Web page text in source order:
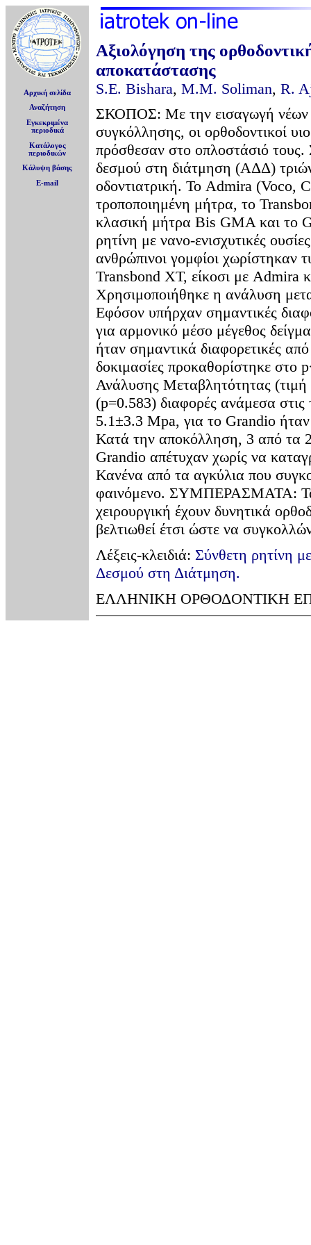
Αρχική σελίδα
Αναζήτηση
Εγκεκριμένα
περιοδικά
Κατάλογος
περιοδικών
Κάλυψη βάσης
E-mail
Αξιολόγηση της
αποκατάστασης
S.E. Bishara, M.M. Soliman, R.
ΣΚΟΠΟΣ: Με την εισαγωγή νέων
συγκόλλησης, οι ορθοδοντικοί
πρόσθεσαν στο οπλοστάσιό τους.
δεσμού στη διάτμηση (ΑΔΔ)
οδοντιατρική. Το Admira (Voco,
τροποποιημένη μήτρα, το
κλασική μήτρα Bis GMA και το
ρητίνη με νανο-ενισχυτικές
ανθρώπινοι γομφίοι χωρίστηκαν
Transbond XT, είκοσι με
Χρησιμοποιήθηκε η ανάλυση
Εφόσον υπήρχαν σημαντικές
για αρμονικό μέσο μέγεθος
ήταν σημαντικά διαφορετικές
δοκιμασίες προκαθορίστηκε
Ανάλυσης Μεταβλητότητας (τιμή
(p=0.583) διαφορές ανάμεσα
5.1±3.3 Mpa, για το Grandio
Κατά την αποκόλληση, 3 από τα
Grandio απέτυχαν χωρίς να
Κανένα από τα αγκύλια που
φαινόμενο. ΣΥΜΠΕΡΑΣΜΑΤΑ: Τα
χειρουργική έχουν δυνητικά
βελτιωθεί έτσι ώστε να
Λέξεις-κλειδιά: Σύνθετη ρητίνη
Δεσμού στη Διάτμηση.
ΕΛΛΗΝΙΚΗ ΟΡΘΟΔΟΝΤΙΚΗ